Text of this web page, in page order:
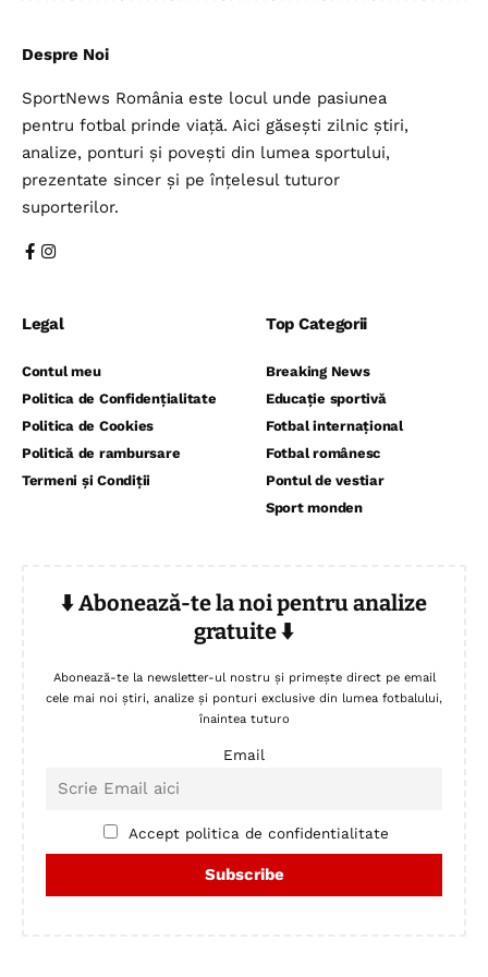
Despre Noi
SportNews România este locul unde pasiunea
pentru fotbal prinde viață. Aici găsești zilnic știri,
analize, ponturi și povești din lumea sportului,
prezentate sincer și pe înțelesul tuturor
suporterilor.
Legal
Contul meu
Politica de Confidențialitate
Politica de Cookies
Politică de rambursare
Termeni și Condiții
Top Categorii
Breaking News
Educație sportivă
Fotbal internațional
Fotbal românesc
Pontul de vestiar
Sport monden
⬇️ Abonează-te la noi pentru analize
gratuite ⬇️
Abonează-te la newsletter-ul nostru și primește direct pe email
cele mai noi știri, analize și ponturi exclusive din lumea fotbalului,
înaintea tuturo
Email
Accept politica de confidentialitate